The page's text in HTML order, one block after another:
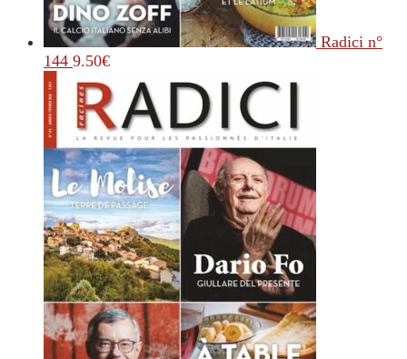
Radici n°
144 9.50€